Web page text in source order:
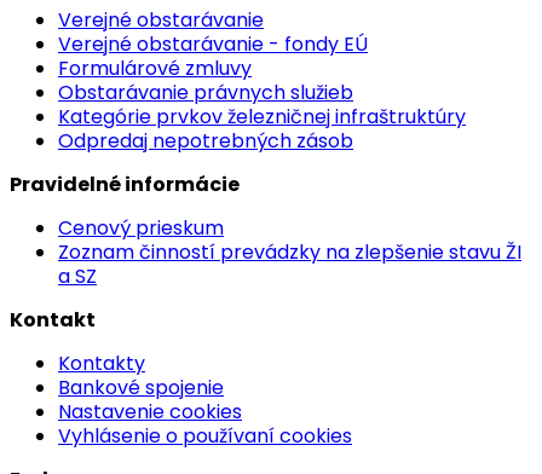
Verejné obstarávanie
Verejné obstarávanie - fondy EÚ
Formulárové zmluvy
Obstarávanie právnych služieb
Kategórie prvkov železničnej infraštruktúry
Odpredaj nepotrebných zásob
Pravidelné informácie
Cenový prieskum
Zoznam činností prevádzky na zlepšenie stavu ŽI
a SZ
Kontakt
Kontakty
Bankové spojenie
Nastavenie cookies
Vyhlásenie o používaní cookies